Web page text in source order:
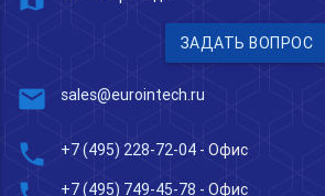
ЗАДАТЬ ВОПРОС
mail sales@eurointech.ru
phone +7 (495) 228-72-04 - Офис
+7 (495) 749-45-78 - Офис